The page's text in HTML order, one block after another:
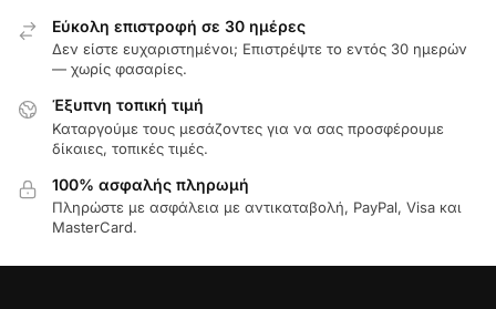
Εύκολη επιστροφή σε 30 ημέρες
Δεν είστε ευχαριστημένοι; Επιστρέψτε το εντός 30 ημερών
— χωρίς φασαρίες.
Έξυπνη τοπική τιμή
Καταργούμε τους μεσάζοντες για να σας προσφέρουμε
δίκαιες, τοπικές τιμές.
100% ασφαλής πληρωμή
Πληρώστε με ασφάλεια με αντικαταβολή, PayPal, Visa και
MasterCard.